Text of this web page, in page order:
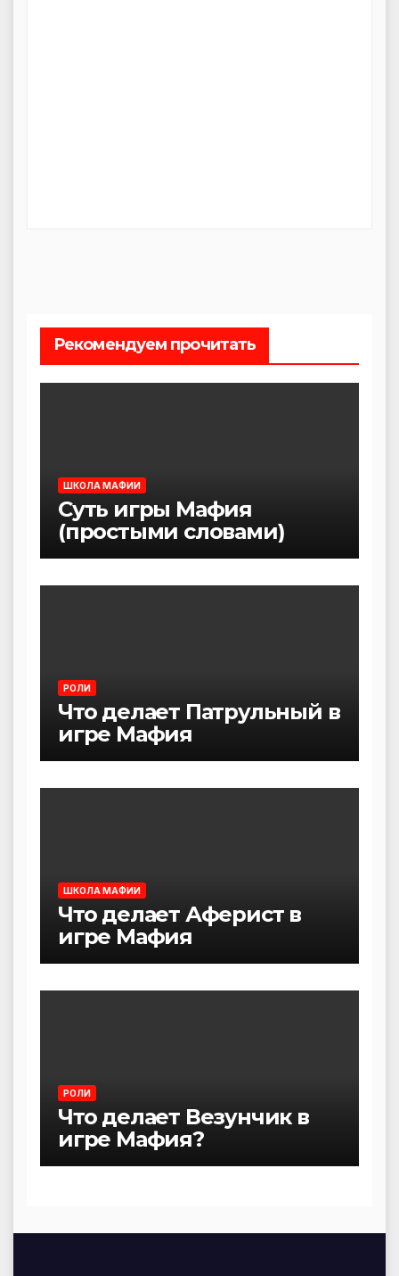
Рекомендуем прочитать
ШКОЛА МАФИИ
Суть игры Мафия
(простыми словами)
РОЛИ
Что делает Патрульный в
игре Мафия
ШКОЛА МАФИИ
Что делает Аферист в
игре Мафия
РОЛИ
Что делает Везунчик в
игре Мафия?